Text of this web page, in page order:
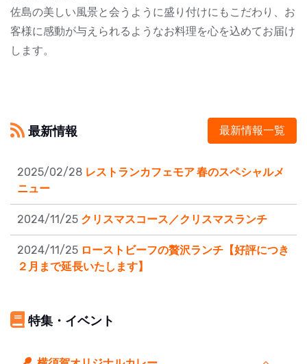
佐島の美しい風景と会うように盛り付けにもこだわり、お
客様に感動が与えられるようなお料理を心を込めてお届け
します。
最新情報 最新情報一覧
2025/02/28 レストランカフェモア 春のスペシャルメ
ニュー
2024/11/25 クリスマスコース／クリスマスランチ
2024/11/25 ローストビーフの贅沢ランチ【好評につき
２月まで延長いたします】
特集・イベント